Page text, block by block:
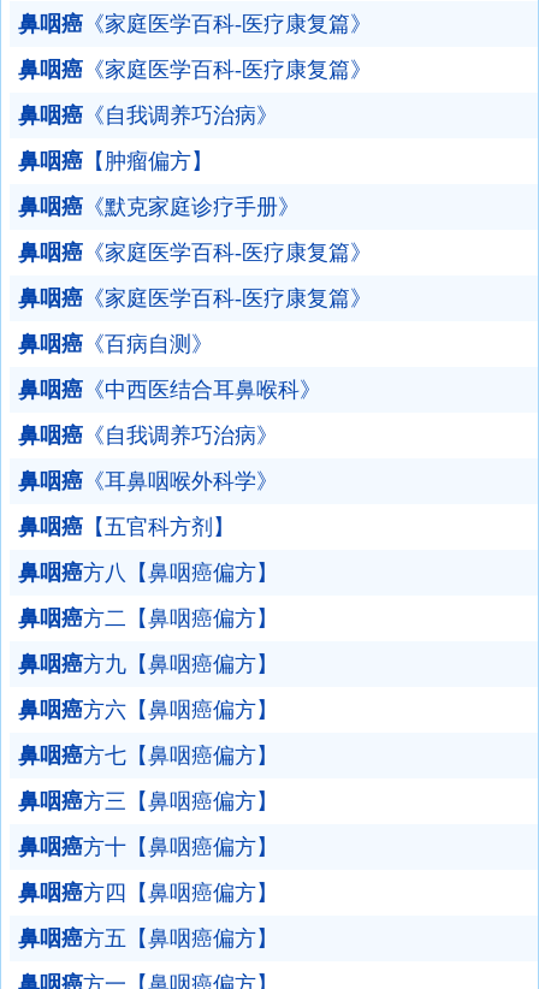
鼻咽癌 《家庭医学百科-医疗康复篇》
鼻咽癌 《家庭医学百科-医疗康复篇》
鼻咽癌 《自我调养巧治病》
鼻咽癌 【肿瘤偏方】
鼻咽癌 《默克家庭诊疗手册》
鼻咽癌 《家庭医学百科-医疗康复篇》
鼻咽癌 《家庭医学百科-医疗康复篇》
鼻咽癌 《百病自测》
鼻咽癌 《中西医结合耳鼻喉科》
鼻咽癌 《自我调养巧治病》
鼻咽癌 《耳鼻咽喉外科学》
鼻咽癌 【五官科方剂】
鼻咽癌方八【鼻咽癌偏方】
鼻咽癌方二【鼻咽癌偏方】
鼻咽癌方九【鼻咽癌偏方】
鼻咽癌方六【鼻咽癌偏方】
鼻咽癌方七【鼻咽癌偏方】
鼻咽癌方三【鼻咽癌偏方】
鼻咽癌方十【鼻咽癌偏方】
鼻咽癌方四【鼻咽癌偏方】
鼻咽癌方五【鼻咽癌偏方】
鼻咽癌方一【鼻咽癌偏方】